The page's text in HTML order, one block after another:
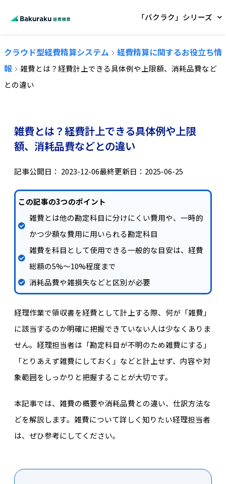
「バクラク」シリーズ
クラウド型経費精算システム
経費精算に関するお役立ち情
報
雑費とは？経費計上できる具体例や上限額、消耗品費など
との違い
雑費とは？経費計上できる具体例や上限
額、消耗品費などとの違い
記事公開日： 2023-12-06最終更新日：2025-06-25
この記事の3つのポイント
雑費とは他の勘定科目に分けにくい費用や、一時的
かつ少額な費用に用いられる勘定科目
雑費を科目として使用できる一般的な目安は、経費
総額の5%～10%程度まで
消耗品費や雑損失などと区別が必要
経理作業で領収書を経費として計上する際、何が「雑費」
に該当するのか明確に把握できていない人は少なくありま
せん。経理担当者は「勘定科目が不明のため雑費にする」
「とりあえず雑費にしておく」などと計上せず、内容や対
象範囲をしっかりと把握することが大切です。
本記事では、雑費の概要や消耗品費との違い、仕訳方法な
どを解説します。雑費について詳しく知りたい経理担当者
は、ぜひ参考にしてください。